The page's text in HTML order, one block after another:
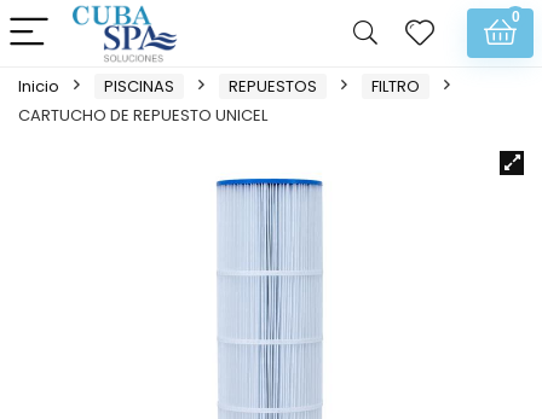
0
Inicio PISCINAS REPUESTOS
FILTRO
CARTUCHO DE REPUESTO UNICEL